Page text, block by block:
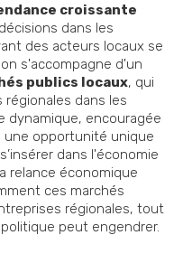
croissante
dans les
des acteurs locaux se
s'accompagne d'un
publics locaux, qui
dans les
dynamique, encouragée
une opportunité unique
dans l'économie
relance économique
ces marchés
régionales, tout
peut engendrer.